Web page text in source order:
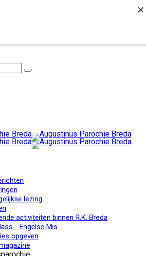
lezing
activiteiten binnen R.K. Breda
- Engelse Mis
opgeven